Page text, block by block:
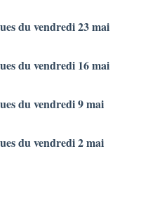
du vendredi 23 mai
du vendredi 16 mai
du vendredi 9 mai
du vendredi 2 mai